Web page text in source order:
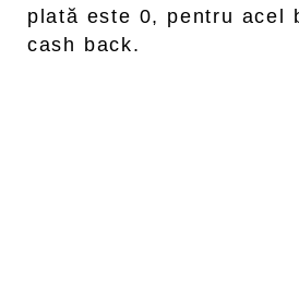
plată este 0, pentru acel
cash back.